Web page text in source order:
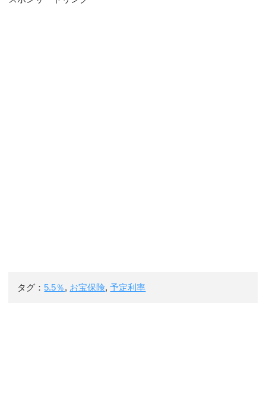
タグ：5.5％, お宝保険,予定利率